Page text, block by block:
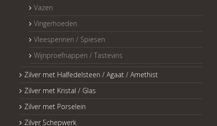
Vazen
Vingerhoeden
Vleespennen / Spiesen
Wijnproefnappen / Tastevins
Zilver met Halfedelsteen / Agaat / Amethist
Zilver met Kristal / Glas
Zilver met Porselein
Zilver Schepwerk